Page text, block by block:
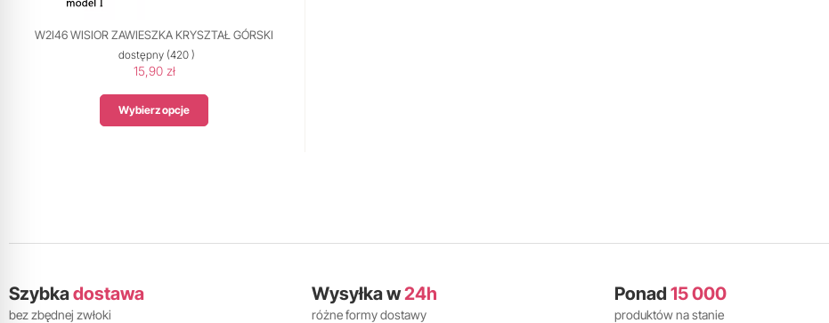
W2I46 WISIOR ZAWIESZKA KRYSZTAŁ GÓRSKI
dostępny(420 )
15,90 zł
Wybierz opcje
Szybkadostawa
bez zbędnej zwłoki
Wysyłka w24h
różne formy dostawy
Ponad 15 000
produktów na stanie